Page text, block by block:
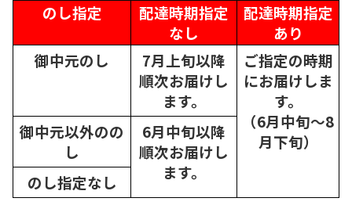
のし指定
配達時期指定
なし
配達時期指定
あり
御中元のし
7月上旬以降
順次お届けし
ます。
ご指定の時期
にお届けしま
す。
（6月中旬～8
月下旬）
御中元以外のの
し
6月中旬以降
順次お届けし
ます。
のし指定なし